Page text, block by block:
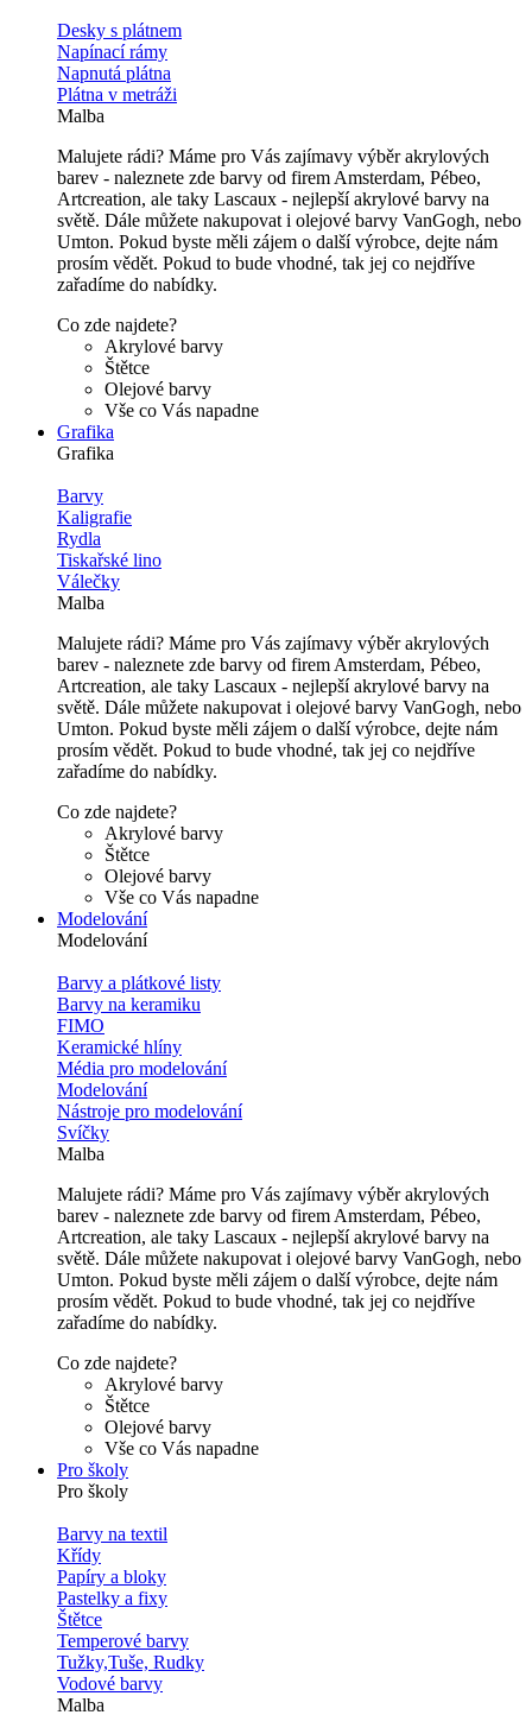
Desky s plátnem
Napínací rámy
Napnutá plátna
Plátna v metráži
Malba
Malujete rádi? Máme pro Vás zajímavy výběr akrylových
barev - naleznete zde barvy od firem Amsterdam, Pébeo,
Artcreation, ale taky Lascaux - nejlepší akrylové barvy na
světě. Dále můžete nakupovat i olejové barvy VanGogh, nebo
Umton. Pokud byste měli zájem o další výrobce, dejte nám
prosím vědět. Pokud to bude vhodné, tak jej co nejdříve
zařadíme do nabídky.
Co zde najdete?
Akrylové barvy
Štětce
Olejové barvy
Vše co Vás napadne
Grafika
Grafika
Barvy
Kaligrafie
Rydla
Tiskařské lino
Válečky
Malba
Malujete rádi? Máme pro Vás zajímavy výběr akrylových
barev - naleznete zde barvy od firem Amsterdam, Pébeo,
Artcreation, ale taky Lascaux - nejlepší akrylové barvy na
světě. Dále můžete nakupovat i olejové barvy VanGogh, nebo
Umton. Pokud byste měli zájem o další výrobce, dejte nám
prosím vědět. Pokud to bude vhodné, tak jej co nejdříve
zařadíme do nabídky.
Co zde najdete?
Akrylové barvy
Štětce
Olejové barvy
Vše co Vás napadne
Modelování
Modelování
Barvy a plátkové listy
Barvy na keramiku
FIMO
Keramické hlíny
Média pro modelování
Modelování
Nástroje pro modelování
Svíčky
Malba
Malujete rádi? Máme pro Vás zajímavy výběr akrylových
barev - naleznete zde barvy od firem Amsterdam, Pébeo,
Artcreation, ale taky Lascaux - nejlepší akrylové barvy na
světě. Dále můžete nakupovat i olejové barvy VanGogh, nebo
Umton. Pokud byste měli zájem o další výrobce, dejte nám
prosím vědět. Pokud to bude vhodné, tak jej co nejdříve
zařadíme do nabídky.
Co zde najdete?
Akrylové barvy
Štětce
Olejové barvy
Vše co Vás napadne
Pro školy
Pro školy
Barvy na textil
Křídy
Papíry a bloky
Pastelky a fixy
Štětce
Temperové barvy
Tužky,Tuše, Rudky
Vodové barvy
Malba